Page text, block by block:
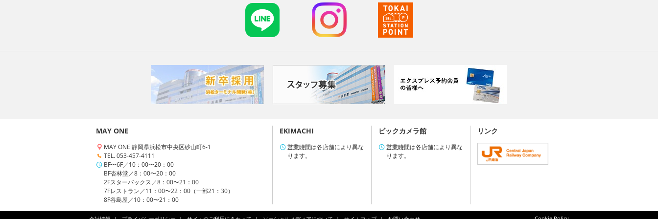
MAY ONE
MAY ONE 静岡県浜松市中央区砂山町6-1
TEL. 053-457-4111
BF〜6F／10：00〜20：00
BF杏林堂／8：00〜20：00
2Fスターバックス／8：00〜21：00
7Fレストラン／11：00〜22：00（一部21：30）
8F谷島屋／10：00〜21：00
EKIMACHI
営業時間は各店舗により異な
ります。
ビックカメラ館
営業時間は各店舗により異な
ります。
リンク